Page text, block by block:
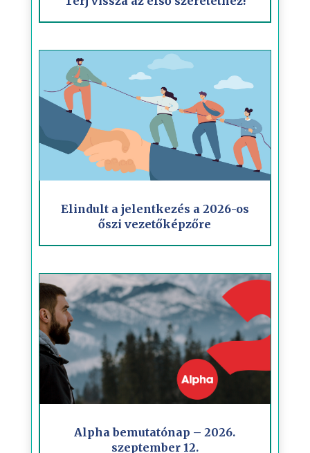
Elindult a jelentkezés a 2026-os
őszi vezetőképzőre
Alpha bemutatónap – 2026.
szeptember 12.